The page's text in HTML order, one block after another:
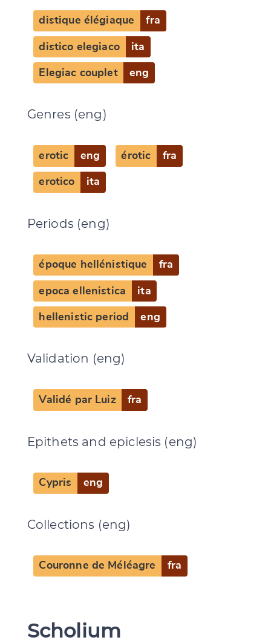
distique élégiaque fra
distico elegiaco ita
Elegiac couplet eng
Genres (eng)
erotic eng érotic fra
erotico ita
Periods (eng)
époque hellénistique fra
epoca ellenistica ita
hellenistic period eng
Validation (eng)
Validé par Luiz fra
Epithets and epiclesis (eng)
Cypris eng
Collections (eng)
Couronne de Méléagre fra
Scholium
Change language